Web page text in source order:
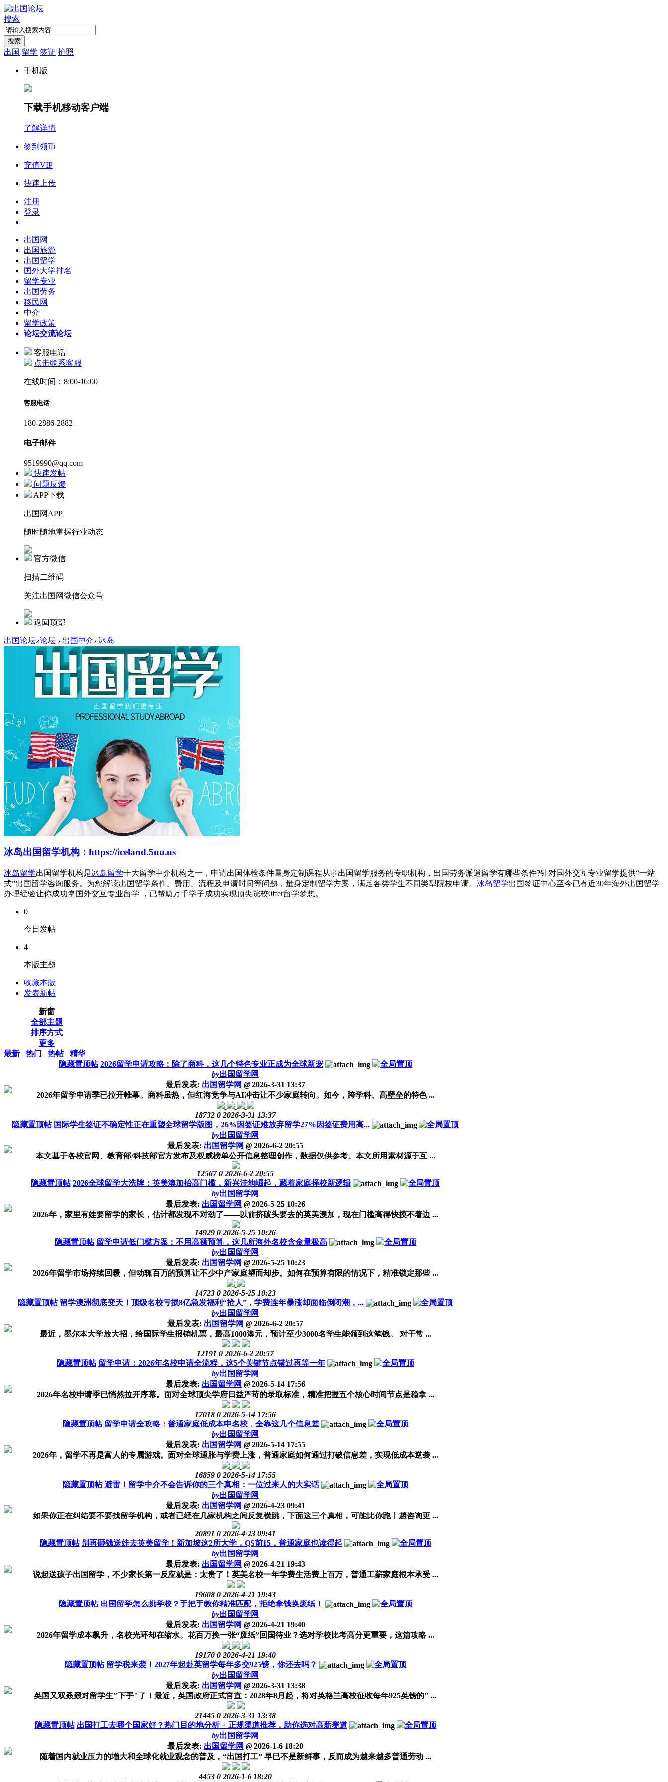
搜索
搜索
出国 留学 签证 护照
手机版
下载手机移动客户端
了解详情
签到领币
充值VIP
快速上传
注册
登录
出国网
出国旅游
出国留学
国外大学排名
留学专业
出国劳务
移民网
中介
留学政策
论坛交流论坛
客服电话
点击联系客服
在线时间：8:00-16:00
客服电话
180-2886-2882
电子邮件
9519990@qq.com
快速发帖
问题反馈
APP下载
出国网APP
随时随地掌握行业动态
官方微信
扫描二维码
关注出国网微信公众号
返回顶部
出国论坛»论坛 › 出国中介› 冰岛
冰岛出国留学机构：https://iceland.5uu.us
冰岛留学出国留学机构是冰岛留学十大留学中介机构之一，申请出国体检条件量身定制课程从事出国留学服务的专职机构，出国劳务派遣留学有哪些条件?针对国外交互专业留学提供“一站
式”出国留学咨询服务。为您解读出国留学条件、费用、流程及申请时间等问题，量身定制留学方案，满足各类学生不同类型院校申请。 冰岛留学出国签证中心至今已有近30年海外出国留学
办理经验让你成功拿国外交互专业留学 ，已帮助万千学子成功实现顶尖院校0ffer留学梦想。
0
今日发帖
4
本版主题
收藏本版
发表新帖
新窗
全部主题
排序方式
更多
最新
热门 热帖
精华
隐藏置顶帖 2026留学申请攻略：除了商科，这几个特色专业正成为全球新宠
by出国留学网
最后发表: 出国留学网 @ 2026-3-31 13:37
2026年留学申请季已拉开帷幕。商科虽热，但红海竞争与AI冲击让不少家庭转向。如今，跨学科、高壁垒的特色 ...
18732 0 2026-3-31 13:37
隐藏置顶帖 国际学生签证不确定性正在重塑全球留学版图，26%因签证难放弃留学27%因签证费用高...
by出国留学网
最后发表: 出国留学网 @ 2026-6-2 20:55
本文基于各校官网、教育部/科技部官方发布及权威榜单公开信息整理创作，数据仅供参考。本文所用素材源于互 ...
12567 0 2026-6-2 20:55
隐藏置顶帖 2026全球留学大洗牌：英美澳加抬高门槛，新兴洼地崛起，藏着家庭择校新逻辑
by出国留学网
最后发表: 出国留学网 @ 2026-5-25 10:26
2026年，家里有娃要留学的家长，估计都发现不对劲了——以前挤破头要去的英美澳加，现在门槛高得快摸不着边 ...
14929 0 2026-5-25 10:26
隐藏置顶帖 留学申请低门槛方案：不用高额预算，这几所海外名校含金量极高
by出国留学网
最后发表: 出国留学网 @ 2026-5-25 10:23
2026年留学市场持续回暖，但动辄百万的预算让不少中产家庭望而却步。如何在预算有限的情况下，精准锁定那些 ...
14723 0 2026-5-25 10:23
隐藏置顶帖 留学澳洲彻底变天！顶级名校亏损8亿急发福利“抢人”，学费连年暴涨却面临倒闭潮，...
by出国留学网
最后发表: 出国留学网 @ 2026-6-2 20:57
最近，墨尔本大学放大招，给国际学生报销机票，最高1000澳元，预计至少3000名学生能领到这笔钱。 对于常 ...
12191 0 2026-6-2 20:57
隐藏置顶帖 留学申请：2026年名校申请全流程，这5个关键节点错过再等一年
by出国留学网
最后发表: 出国留学网 @ 2026-5-14 17:56
2026年名校申请季已悄然拉开序幕。面对全球顶尖学府日益严苛的录取标准，精准把握五个核心时间节点是稳拿 ...
17018 0 2026-5-14 17:56
隐藏置顶帖 留学申请全攻略：普通家庭低成本申名校，全靠这几个信息差
by出国留学网
最后发表: 出国留学网 @ 2026-5-14 17:55
2026年，留学不再是富人的专属游戏。面对全球通胀与学费上涨，普通家庭如何通过打破信息差，实现低成本逆袭 ...
16859 0 2026-5-14 17:55
隐藏置顶帖 避雷！留学中介不会告诉你的三个真相：一位过来人的大实话
by出国留学网
最后发表: 出国留学网 @ 2026-4-23 09:41
如果你正在纠结要不要找留学机构，或者已经在几家机构之间反复横跳，下面这三个真相，可能比你跑十趟咨询更 ...
20891 0 2026-4-23 09:41
隐藏置顶帖 别再砸钱送娃去英美留学！新加坡这2所大学，QS前15，普通家庭也读得起
by出国留学网
最后发表: 出国留学网 @ 2026-4-21 19:43
说起送孩子出国留学，不少家长第一反应就是：太贵了！英美名校一年学费生活费上百万，普通工薪家庭根本承受 ...
19608 0 2026-4-21 19:43
隐藏置顶帖 出国留学怎么挑学校？手把手教你精准匹配，拒绝拿钱换废纸！
by出国留学网
最后发表: 出国留学网 @ 2026-4-21 19:40
2026年留学成本飙升，名校光环却在缩水。花百万换一张“废纸”回国待业？选对学校比考高分更重要，这篇攻略 ...
19170 0 2026-4-21 19:40
隐藏置顶帖 留学税来袭！2027年起赴英留学每年多交925镑，你还去吗？
by出国留学网
最后发表: 出国留学网 @ 2026-3-31 13:38
英国又双叒叕对留学生"下手"了！最近，英国政府正式官宣：2028年8月起，将对英格兰高校征收每年925英镑的" ...
21445 0 2026-3-31 13:38
隐藏置顶帖 出国打工去哪个国家好？热门目的地分析 + 正规渠道推荐，助你选对高薪赛道
by出国留学网
最后发表: 出国留学网 @ 2026-1-6 18:20
随着国内就业压力的增大和全球化就业观念的普及，“出国打工” 早已不是新鲜事，反而成为越来越多普通劳动 ...
4453 0 2026-1-6 18:20